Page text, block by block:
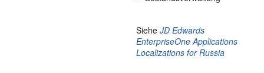
SieheJD Edwards
EnterpriseOne Applications
Localizations for Russia